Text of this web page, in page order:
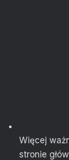
Więcej
stronie